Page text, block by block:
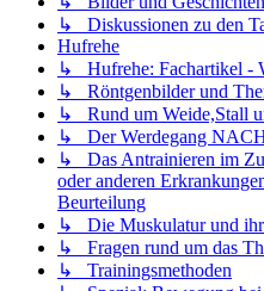
↳ Diskussionen zu den
Hufrehe
↳ Hufrehe: Fachartikel -
↳ Röntgenbilder und
↳ Rund um Weide,Stall
↳ Der Werdegang
↳ Das Antrainieren im
oder anderen
Beurteilung
↳ Die Muskulatur und
↳ Fragen rund um das
↳ Trainingsmethoden